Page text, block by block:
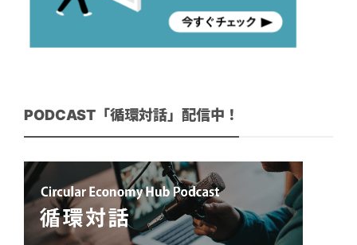
PODCAST「循環対話」配信中！